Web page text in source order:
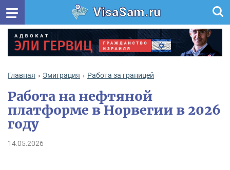
VisaSam.ru
Главная Эмиграция Работа за границей
Работа на нефтяной
платформе в Норвегии в 2026
году
14.05.2026